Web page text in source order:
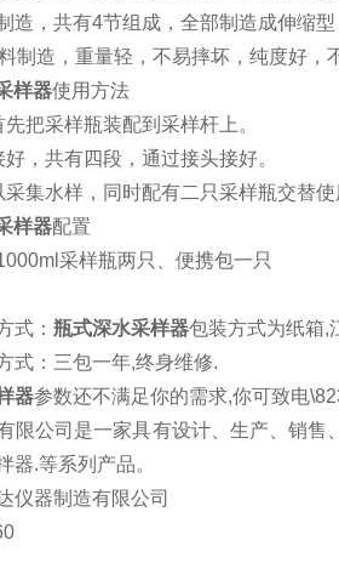
造，共有4节组成，全部制造成伸缩
制造，重量轻，不易摔坏，纯度好，
样器使用方法
把采样瓶装配到采样杆上。
，共有四段，通过接头接好。
采集水样，同时配有二只采样瓶交替
样器配置
采样瓶两只、便携包一只
式： 瓶式深水采样器包装方式为纸箱,
式：三包一年,终身维修.
器参数还不满足你的需求,你可致电
限公司是一家具有设计、生产、销
器.等系列产品。
仪器制造有限公司